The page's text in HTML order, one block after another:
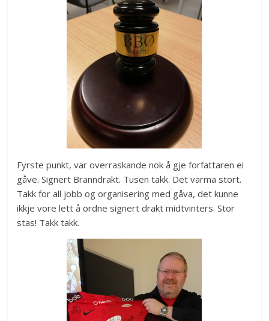
Fyrste punkt, var overraskande nok å gje forfattaren ei
gåve. Signert Branndrakt. Tusen takk. Det varma stort.
Takk for all jobb og organisering med gåva, det kunne
ikkje vore lett å ordne signert drakt midtvinters. Stor
stas! Takk takk.